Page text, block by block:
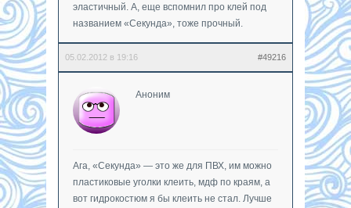
эластичный. А, еще вспомнил про клей под
названием «Секунда», тоже прочный.
05.02.2012 в 19:16 #49216
Аноним
Ага, «Секунда» — это же для ПВХ, им можно
пластиковые уголки клеить, мдф по краям, а
вот гидрокостюм я бы клеить не стал. Лучше